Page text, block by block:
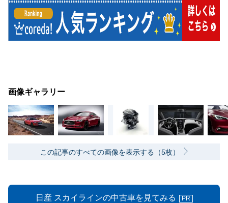
画像ギャラリー
この記事のすべての画像を表示する（5枚）
日産 スカイラインの中古車を見てみる PR